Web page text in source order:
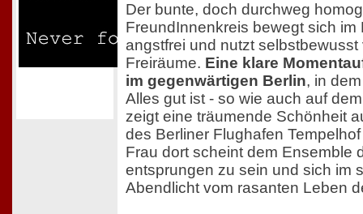
Der bunte, doch durchweg
FreundInnenkreis bewegt sich
angstfrei und nutzt
Freiräume. Eine klare
im gegenwärtigen Berlin, in
Alles gut ist - so wie auch auf
zeigt eine träumende Schönheit
des Berliner Flughafen
Frau dort scheint dem Ensemble
entsprungen zu sein und sich im
Abendlicht vom rasanten Leben